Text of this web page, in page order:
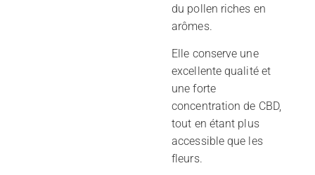
du pollen riches en
arômes.
Elle conserve une
excellente qualité et
une forte
concentration de CBD,
tout en étant plus
accessible que les
fleurs.